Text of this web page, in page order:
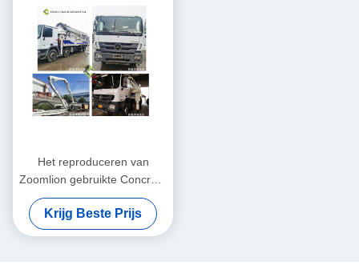
Het reproduceren van
Zoomlion gebruikte Concrete
Pompvrachtwagen met
Mercedes-Benz Chassis 8×4
Krijg Beste Prijs